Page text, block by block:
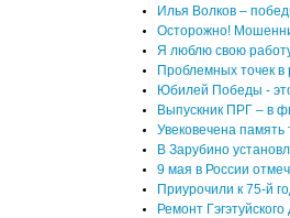
Илья Волков –
Осторожно!
Я люблю свою
Проблемных точек в
Юбилей Победы -
Выпускник ПРГ – в
Увековечена
В Зарубино
9 мая в России
Приурочили к 75-й
Ремонт